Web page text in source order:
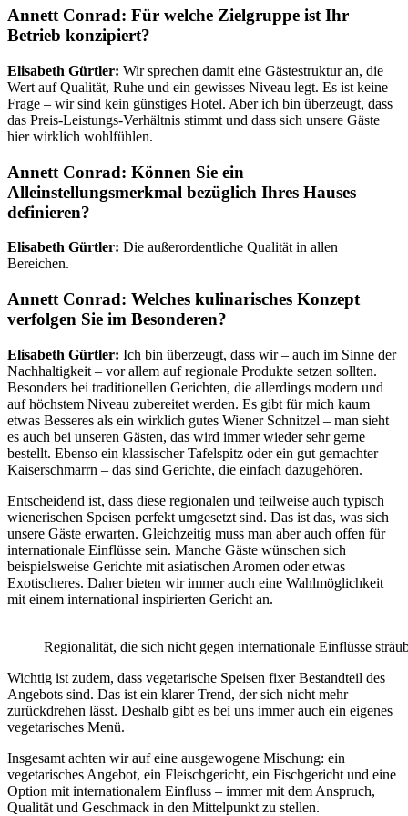
Annett Conrad: Für welche Zielgruppe ist Ihr
Betrieb konzipiert?
Elisabeth Gürtler: Wir sprechen damit eine Gästestruktur an, die
Wert auf Qualität, Ruhe und ein gewisses Niveau legt. Es ist keine
Frage – wir sind kein günstiges Hotel. Aber ich bin überzeugt, dass
das Preis-Leistungs-Verhältnis stimmt und dass sich unsere Gäste
hier wirklich wohlfühlen.
Annett Conrad: Können Sie ein
Alleinstellungsmerkmal bezüglich Ihres Hauses
definieren?
Elisabeth Gürtler: Die außerordentliche Qualität in allen
Bereichen.
Annett Conrad: Welches kulinarisches Konzept
verfolgen Sie im Besonderen?
Elisabeth Gürtler: Ich bin überzeugt, dass wir – auch im Sinne der
Nachhaltigkeit – vor allem auf regionale Produkte setzen sollten.
Besonders bei traditionellen Gerichten, die allerdings modern und
auf höchstem Niveau zubereitet werden. Es gibt für mich kaum
etwas Besseres als ein wirklich gutes Wiener Schnitzel – man sieht
es auch bei unseren Gästen, das wird immer wieder sehr gerne
bestellt. Ebenso ein klassischer Tafelspitz oder ein gut gemachter
Kaiserschmarrn – das sind Gerichte, die einfach dazugehören.
Entscheidend ist, dass diese regionalen und teilweise auch typisch
wienerischen Speisen perfekt umgesetzt sind. Das ist das, was sich
unsere Gäste erwarten. Gleichzeitig muss man aber auch offen für
internationale Einflüsse sein. Manche Gäste wünschen sich
beispielsweise Gerichte mit asiatischen Aromen oder etwas
Exotischeres. Daher bieten wir immer auch eine Wahlmöglichkeit
mit einem international inspirierten Gericht an.
Regionalität, die sich nicht gegen internationale Einflüsse
Wichtig ist zudem, dass vegetarische Speisen fixer Bestandteil des
Angebots sind. Das ist ein klarer Trend, der sich nicht mehr
zurückdrehen lässt. Deshalb gibt es bei uns immer auch ein eigenes
vegetarisches Menü.
Insgesamt achten wir auf eine ausgewogene Mischung: ein
vegetarisches Angebot, ein Fleischgericht, ein Fischgericht und eine
Option mit internationalem Einfluss – immer mit dem Anspruch,
Qualität und Geschmack in den Mittelpunkt zu stellen.